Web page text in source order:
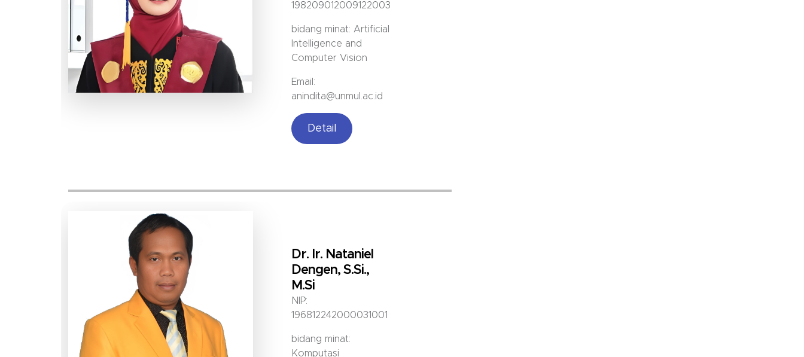
198209012009122003
bidang minat: Artificial
Intelligence and
Computer Vision
Email:
anindita@unmul.ac.id
Detail
Dr. Ir. Nataniel
Dengen, S.Si.,
M.Si
NIP:
196812242000031001
bidang minat:
Komputasi